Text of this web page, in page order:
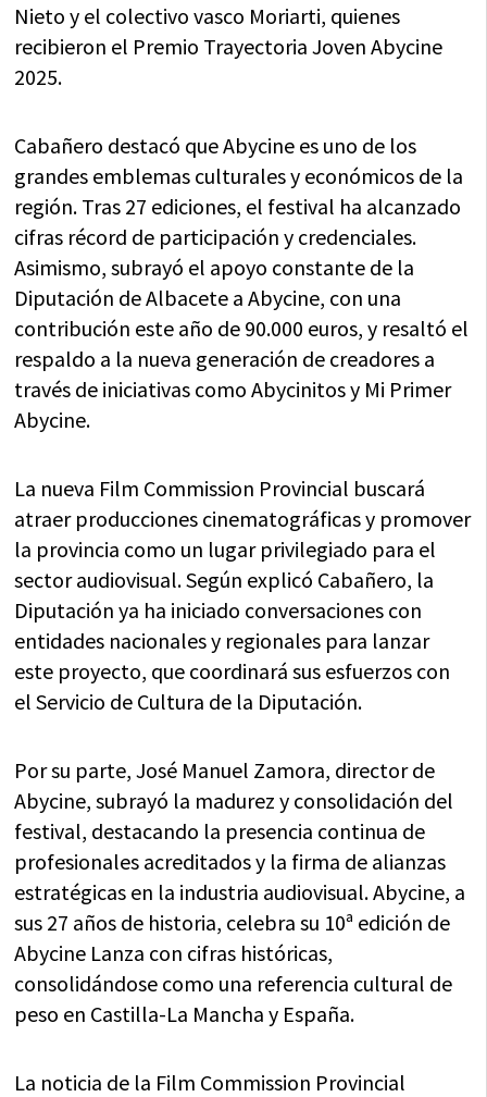
Nieto y el colectivo vasco Moriarti, quienes
recibieron el Premio Trayectoria Joven Abycine
2025.
Cabañero destacó que Abycine es uno de los
grandes emblemas culturales y económicos de la
región. Tras 27 ediciones, el festival ha alcanzado
cifras récord de participación y credenciales.
Asimismo, subrayó el apoyo constante de la
Diputación de Albacete a Abycine, con una
contribución este año de 90.000 euros, y resaltó el
respaldo a la nueva generación de creadores a
través de iniciativas como Abycinitos y Mi Primer
Abycine.
La nueva Film Commission Provincial buscará
atraer producciones cinematográficas y promover
la provincia como un lugar privilegiado para el
sector audiovisual. Según explicó Cabañero, la
Diputación ya ha iniciado conversaciones con
entidades nacionales y regionales para lanzar
este proyecto, que coordinará sus esfuerzos con
el Servicio de Cultura de la Diputación.
Por su parte, José Manuel Zamora, director de
Abycine, subrayó la madurez y consolidación del
festival, destacando la presencia continua de
profesionales acreditados y la firma de alianzas
estratégicas en la industria audiovisual. Abycine, a
sus 27 años de historia, celebra su 10ª edición de
Abycine Lanza con cifras históricas,
consolidándose como una referencia cultural de
peso en Castilla-La Mancha y España.
La noticia de la Film Commission Provincial